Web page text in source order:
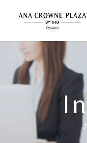
ご宿泊
スタンダ
プレミア
アメニティ・
朝食のご案内
レストラン＆バー
1F カジュア
20F 和食ダイ
宴会・会議
宴会場のご案内
ウェディング